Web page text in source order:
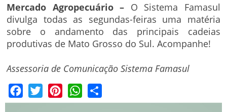
Mercado Agropecuário – O Sistema Famasul
divulga todas as segundas-feiras uma matéria
sobre o andamento das principais cadeias
produtivas de Mato Grosso do Sul. Acompanhe!
Assessoria de Comunicação Sistema Famasul
Facebook
Twitter PinterestWhatsApp